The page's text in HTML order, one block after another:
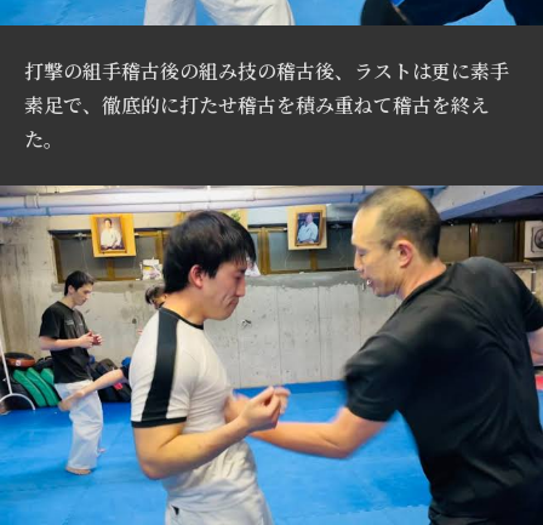
打撃の組手稽古後の組み技の稽古後、ラストは更に素手
素足で、徹底的に打たせ稽古を積み重ねて稽古を終え
た。